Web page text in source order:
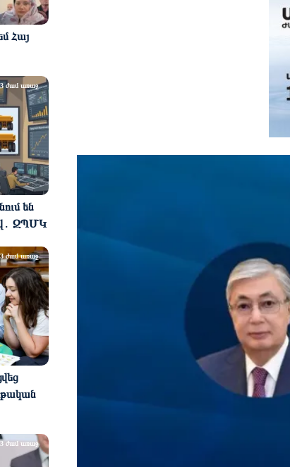
Հայ
են
ԶՊՄԿ
3 ժամ առաջ
3 ժամ առաջ
3 ժամ առաջ